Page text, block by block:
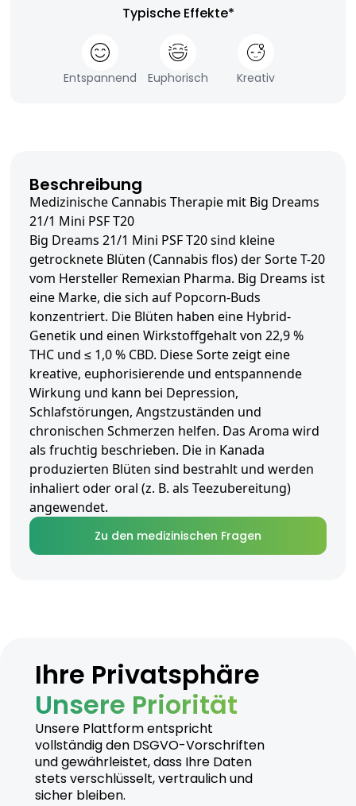
Typische Effekte*
Entspannend Euphorisch Kreativ
Beschreibung
Medizinische Cannabis Therapie mit Big Dreams
21/1 Mini PSF T20
Big Dreams 21/1 Mini PSF T20 sind kleine
getrocknete Blüten (Cannabis flos) der Sorte T-20
vom Hersteller Remexian Pharma. Big Dreams ist
eine Marke, die sich auf Popcorn-Buds
konzentriert. Die Blüten haben eine Hybrid-
Genetik und einen Wirkstoffgehalt von 22,9 %
THC und ≤ 1,0 % CBD. Diese Sorte zeigt eine
kreative, euphorisierende und entspannende
Wirkung und kann bei Depression,
Schlafstörungen, Angstzuständen und
chronischen Schmerzen helfen. Das Aroma wird
als fruchtig beschrieben. Die in Kanada
produzierten Blüten sind bestrahlt und werden
inhaliert oder oral (z. B. als Teezubereitung)
angewendet.
Zu den medizinischen Fragen
Ihre Privatsphäre
Unsere Priorität
Unsere Plattform entspricht
vollständig den DSGVO-Vorschriften
und gewährleistet, dass Ihre Daten
stets verschlüsselt, vertraulich und
sicher bleiben.